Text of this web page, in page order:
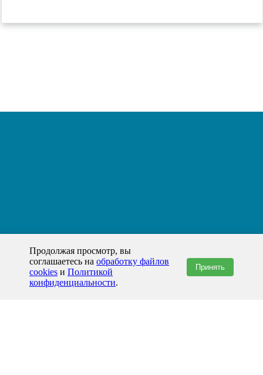
Продолжая просмотр, вы
соглашаетесь на обработку файлов
cookies и Политикой
конфиденциальности.
Принять